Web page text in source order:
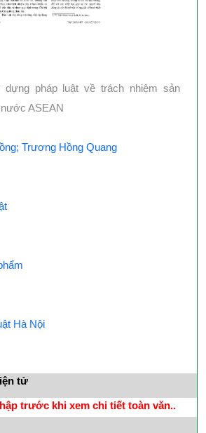
dựng pháp luật về trách nhiệm sản
ASEAN
Trương Hồng Quang
Hà Nội
tử
trước khi xem chi tiết toàn văn..